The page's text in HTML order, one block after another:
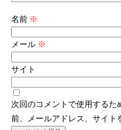
名前 ※
メール ※
サイト
次回のコメントで使用するた
前、メールアドレス、サイト